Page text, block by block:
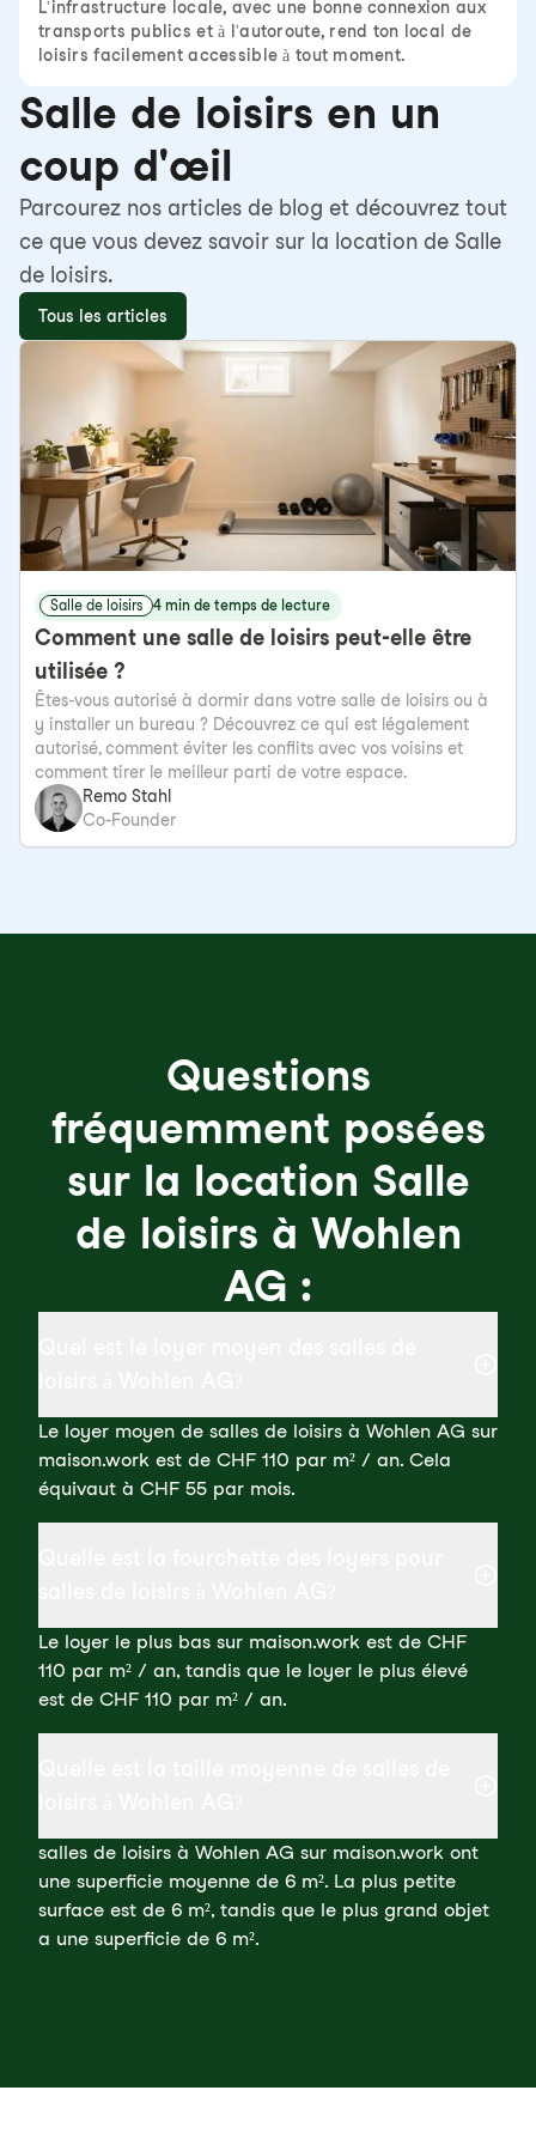
L'infrastructure locale, avec une bonne connexion aux
transports publics et à l'autoroute, rend ton local de
loisirs facilement accessible à tout moment.
Salle de loisirs en un
coup d'œil
Parcourez nos articles de blog et découvrez tout
ce que vous devez savoir sur la location de Salle
de loisirs.
Tous les articles
Salle de loisirs 4 min de temps de lecture
Comment une salle de loisirs peut-elle être
utilisée ?
Êtes-vous autorisé à dormir dans votre salle de loisirs ou à
y installer un bureau ? Découvrez ce qui est légalement
autorisé, comment éviter les conflits avec vos voisins et
comment tirer le meilleur parti de votre espace.
Remo Stahl
Co-Founder
Questions
fréquemment posées
sur la location Salle
de loisirs à Wohlen
AG :
Le loyer moyen de salles de loisirs à Wohlen AG sur
maison.work est de CHF 110 par m² / an. Cela
équivaut à CHF 55 par mois.
Le loyer le plus bas sur maison.work est de CHF
110 par m² / an, tandis que le loyer le plus élevé
est de CHF 110 par m² / an.
salles de loisirs à Wohlen AG sur maison.work ont
une superficie moyenne de 6 m². La plus petite
surface est de 6 m², tandis que le plus grand objet
a une superficie de 6 m².